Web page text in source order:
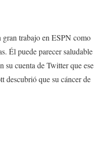
gran trabajo en ESPN como
Él puede parecer saludable
su cuenta de Twitter que ese
descubrió que su cáncer de